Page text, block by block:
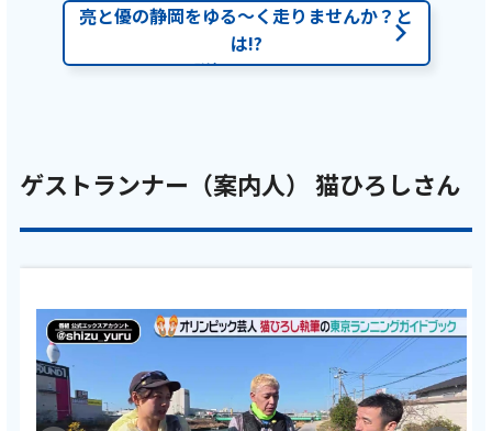
亮と優の静岡をゆる～く走りませんか？と
は!?
詳細はコチラ
ゲストランナー（案内人） 猫ひろしさん